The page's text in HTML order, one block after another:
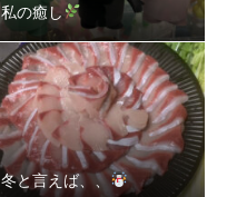
私の癒し
冬と言えば、、